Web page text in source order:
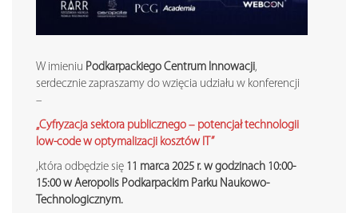
W imieniu Podkarpackiego Centrum Innowacji,
serdecznie zapraszamy do wzięcia udziału w konferencji
–
„Cyfryzacja sektora publicznego – potencjał technologii
low-code w optymalizacji kosztów IT”
,która odbędzie się 11 marca 2025 r. w godzinach 10:00-
15:00 w Aeropolis Podkarpackim Parku Naukowo-
Technologicznym.